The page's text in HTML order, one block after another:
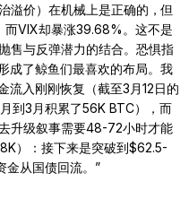
溢价）在机械上是正确的，但
而VIX却暴涨39.68%。这不是
售与反弹潜力的结合。恐惧指
成了鲸鱼们最喜欢的布局。我
流入刚刚恢复（截至3月12日的
到3月积累了56K BTC），而
升级叙事需要48-72小时才能
）：接下来是突破到$62.5-
从国债回流。 ”